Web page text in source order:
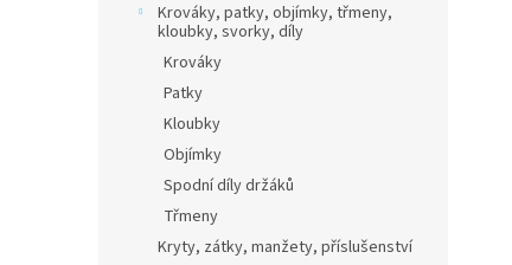
Krováky, patky, objímky, třmeny,
kloubky, svorky, díly
Krováky
Patky
Kloubky
Objímky
Spodní díly držáků
Třmeny
Kryty, zátky, manžety, příslušenství